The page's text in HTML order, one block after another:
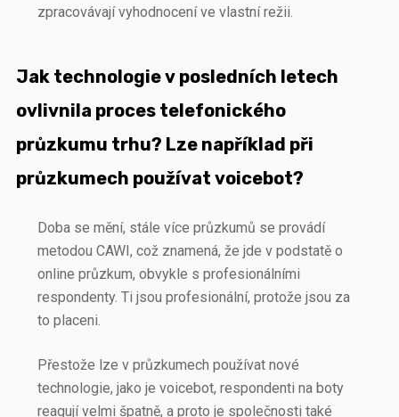
zpracovávají vyhodnocení ve vlastní režii.
Jak technologie v posledních letech
ovlivnila proces telefonického
průzkumu trhu? Lze například při
průzkumech používat voicebot?
Doba se mění, stále více průzkumů se provádí
metodou CAWI, což znamená, že jde v podstatě o
online průzkum, obvykle s profesionálními
respondenty. Ti jsou profesionální, protože jsou za
to placeni.
Přestože lze v průzkumech používat nové
technologie, jako je voicebot, respondenti na boty
reagují velmi špatně, a proto je společnosti také